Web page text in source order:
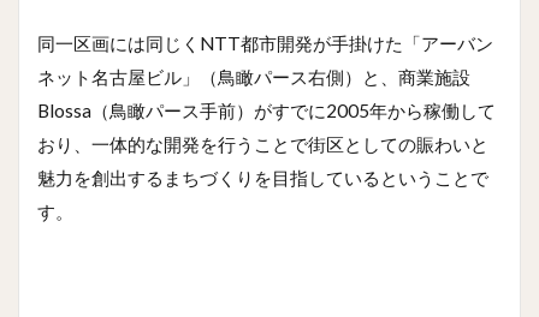
同一区画には同じくNTT都市開発が手掛けた「アーバン
ネット名古屋ビル」（鳥瞰パース右側）と、商業施設
Blossa（鳥瞰パース手前）がすでに2005年から稼働して
おり、一体的な開発を行うことで街区としての賑わいと
魅力を創出するまちづくりを目指しているということで
す。